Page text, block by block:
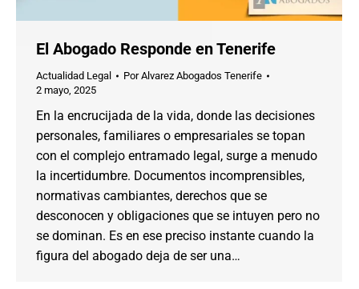
El Abogado Responde en Tenerife
Actualidad Legal PorAlvarez Abogados Tenerife
2 mayo, 2025
En la encrucijada de la vida, donde las decisiones
personales, familiares o empresariales se topan
con el complejo entramado legal, surge a menudo
la incertidumbre. Documentos incomprensibles,
normativas cambiantes, derechos que se
desconocen y obligaciones que se intuyen pero no
se dominan. Es en ese preciso instante cuando la
figura del abogado deja de ser una…